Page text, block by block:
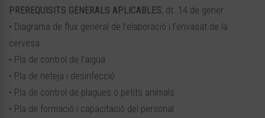
PREREQUISITS GENERALS APLICABLES, dt. 14 de gener
• Diagrama de flux general de l’elaboració i l’envasat de la
cervesa
• Pla de control de l’aigua
• Pla de neteja i desinfecció
• Pla de control de plagues o petits animals
• Pla de formació i capacitació del personal